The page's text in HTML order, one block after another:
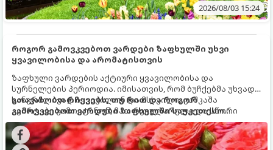
2026/08/03 15:24
როგორ გამოვკვებოთ ვარდები ზაფხულში უხვი
ყვავილობისა და არომატისთვის
ზაფხული ვარდების აქტიური ყვავილობისა და
სურნელების პერიოდია. იმისათვის, რომ ბუჩქებმა უხვად,
ხანგრძლივად იყვავილონ და მსხვილი, კაშკაშა
კვირტები გამოიტანონ, მათ რეგულარული და სწორი
გამოკვება სჭირდებათ. ზაფხულის პერიოდში მცენარის
მოთხოვნილებები იცვლება, ამიტომ მნიშვნელოვანია
ვიცოდეთ, რომელი სასუქები გამოიყენება ამ დროს.
გთავაზობთ რჩევებს, თუ რით და როგორ
გამოვკვებოთ ვარდები ზაფხულში საუკეთესო
შედეგის მისაღწევად: